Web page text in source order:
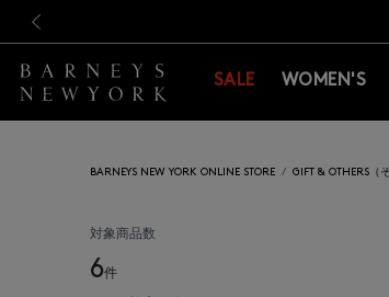
新規登録
新規登録
SALE WOMEN'S
BARNEYS NEW YORK ONLINE STORE GIFT & OTHERS（
対象商品数
6件